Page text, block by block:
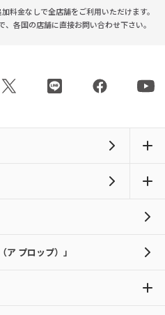
加料金なしで全店舗をご利用いただけます。
各国の店舗に直接お問い合わせ下さい。
プロップ）」